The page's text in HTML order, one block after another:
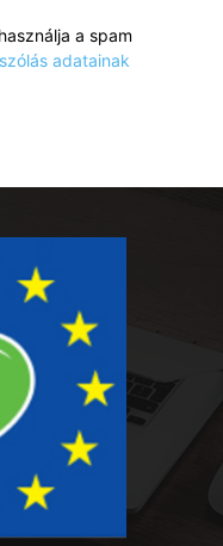
a spam
adatainak